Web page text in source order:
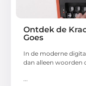
Ontdek de
Goes
In de moderne
dan alleen woorden